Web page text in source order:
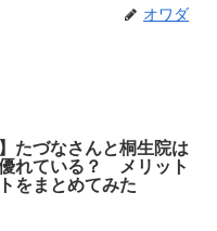
オワダ
】たづなさんと桐生院は
れている？ メリット
をまとめてみた